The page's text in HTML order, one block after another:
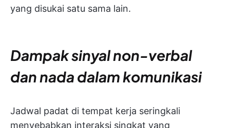
yang disukai satu sama lain.
Dampak sinyal non-verbal
dan nada dalam komunikasi
Jadwal padat di tempat kerja seringkali
menyebabkan interaksi singkat yang